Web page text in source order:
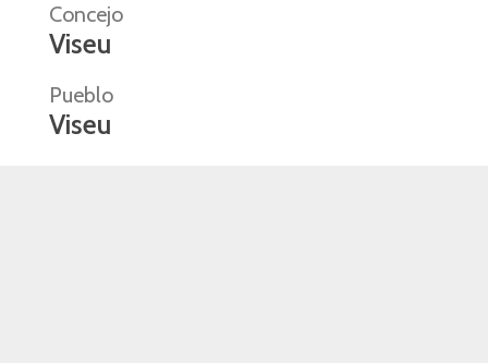
Concejo
Viseu
Pueblo
Viseu